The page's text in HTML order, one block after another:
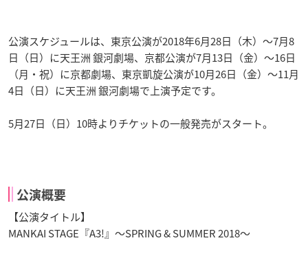
公演スケジュールは、東京公演が2018年6月28日（木）～7月8
日（日）に天王洲 銀河劇場、京都公演が7月13日（金）～16日
（月・祝）に京都劇場、東京凱旋公演が10月26日（金）～11月
4日（日）に天王洲 銀河劇場で上演予定です。
5月27日（日）10時よりチケットの一般発売がスタート。
公演概要
【公演タイトル】
MANKAI STAGE『A3!』～SPRING & SUMMER 2018～